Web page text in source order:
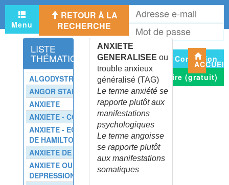
Menu
RETOUR À LA
RECHERCHE
Connexion
S'inscrire (gratuit)
LISTE
THÉMATIQUE
ALGODYSTROPHIE
ANGOR STABLE
ANXIETE
ANXIETE - CONSEILS
ANXIETE - ECHELLE
DE HAMILTON
ANXIETE DE L'ENFANT
ANXIETE OU
DEPRESSION ?
ANOSMIE
ANTEVERSION FEMORALE
ANTHRAX
ANTIBIOTHERAPIE
ANTICOAGULANT - CONSEILS
ANTICOAGULANT - EQUILIBRE
DU TRAITEMENT
ANTICOAGULANTS
CIRCULANTS (SYNDROME
DES)
ANTIDOTES ET CHELATEURS
ANTIPHOSPHOLIPIDES
(SYNDROME DES)
ANURIE
ANURIE OU RETENTION
ANXIETE
GENERALISEE ou
trouble anxieux
généralisé (TAG)
Le terme anxiété se
rapporte plutôt aux
manifestations
psychologiques
Le terme angoisse
se rapporte plutôt
aux manifestations
somatiques